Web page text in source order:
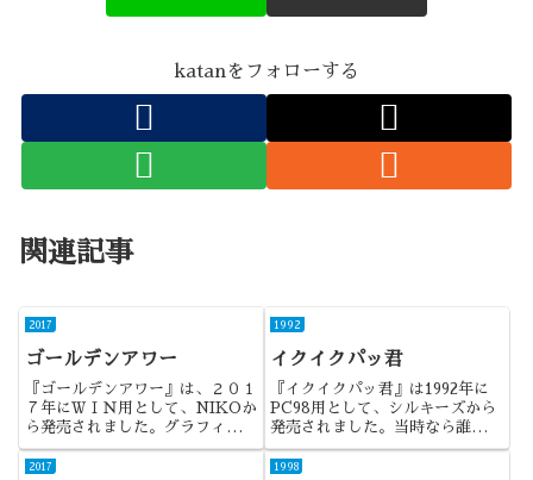
katanをフォローする
関連記事
2017
ゴールデンアワー
『ゴールデンアワー』は、２０１
７年にＷＩＮ用として、NIKOか
ら発売されました。グラフィック
は更によくなりましたね。潜在能
力は高い作品でした。
1992
イクイクパッ君
『イクイクパッ君』は1992年に
PC98用として、シルキーズから
発売されました。当時なら誰でも
知っていたかと思いますが、シル
キーズはエルフの別ブランドであ
2017 1998